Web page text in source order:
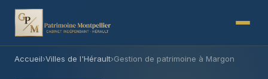
Accueil›Villes de l'Hérault›Gestion de patrimoine à Margon